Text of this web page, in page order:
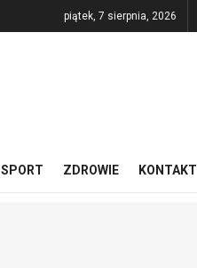
piątek, 7 sierpnia, 2026
SPORT ZDROWIE KONTAKT